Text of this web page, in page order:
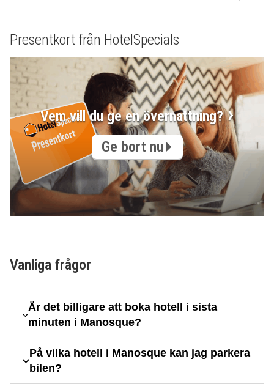
Presentkort från HotelSpecials
Vem vill du ge en övernattning?
Ge bort nu
Vanliga frågor
Är det billigare att boka hotell i sista
minuten i Manosque?
På vilka hotell i Manosque kan jag parkera
bilen?